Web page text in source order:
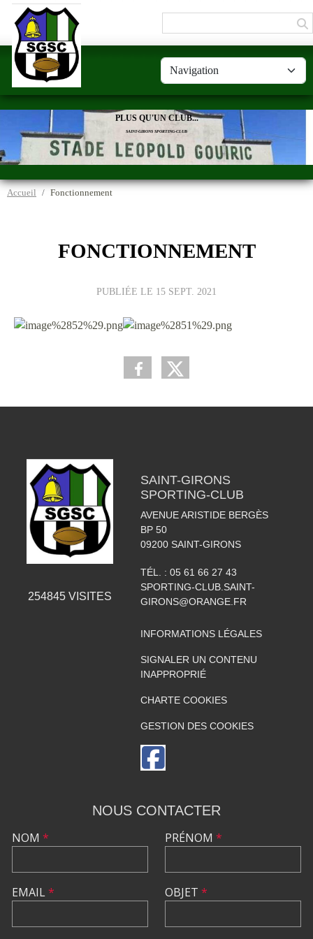
PLUS QU'UN CLUB...
SAINT-GIRONS SPORTING-CLUB
Accueil Fonctionnement
FONCTIONNEMENT
PUBLIÉE LE 15 SEPT. 2021
254845 VISITES
SAINT-GIRONS
SPORTING-CLUB
AVENUE ARISTIDE BERGÈS
BP 50
09200 SAINT-GIRONS
TÉL. : 05 61 66 27 43
SPORTING-CLUB.SAINT-
GIRONS@ORANGE.FR
INFORMATIONS LÉGALES
SIGNALER UN CONTENU
INAPPROPRIÉ
CHARTE COOKIES
GESTION DES COOKIES
NOUS CONTACTER
NOM *
EMAIL*
PRÉNOM *
OBJET *
Panneau de gestion des cookies